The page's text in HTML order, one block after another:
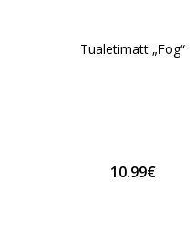
Tualetimatt „Fog“
10.99€